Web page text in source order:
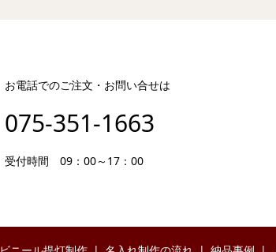
お電話でのご注文・お問い合せは
075-351-1663
受付時間 09：00～17：00